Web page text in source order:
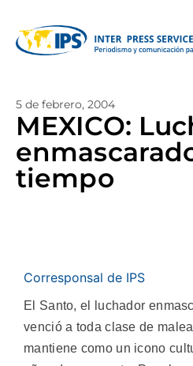
5 de febrero, 2004
MEXICO:
tiempo
Corresponsal de IPS
El Santo, el luchador
venció a toda clase de
mantiene como un icono